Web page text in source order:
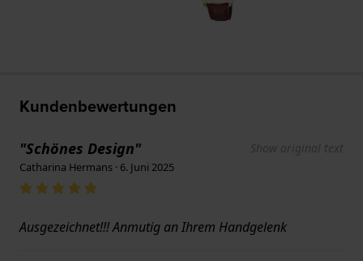
Kundenbewertungen
"Schönes Design" Show original text
Catharina Hermans · 6. Juni 2025
Ausgezeichnet!!! Anmutig an Ihrem Handgelenk